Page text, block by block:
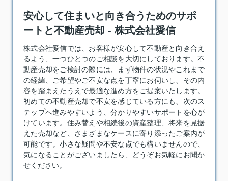
安心して住まいと向き合うためのサポ
ートと不動産売却 - 株式会社愛信
株式会社愛信では、お客様が安心して不動産と向き合え
るよう、一つひとつのご相談を大切にしております。 不
動産売却をご検討の際には、まず物件の状況やこれまで
の経緯、ご希望やご不安な点を丁寧にお伺いし、その内
容を踏まえたうえで最適な進め方をご提案いたします。
初めての不動産売却で不安を感じている方にも、次のス
テップへ進みやすいよう、分かりやすいサポートを心が
けています。住み替えや相続後の資産整理、将来を見据
えた売却など、さまざまなケースに寄り添ったご案内が
可能です。小さな疑問や不安な点でも構いませんので、
気になることがございましたら、どうぞお気軽にお聞か
せください。